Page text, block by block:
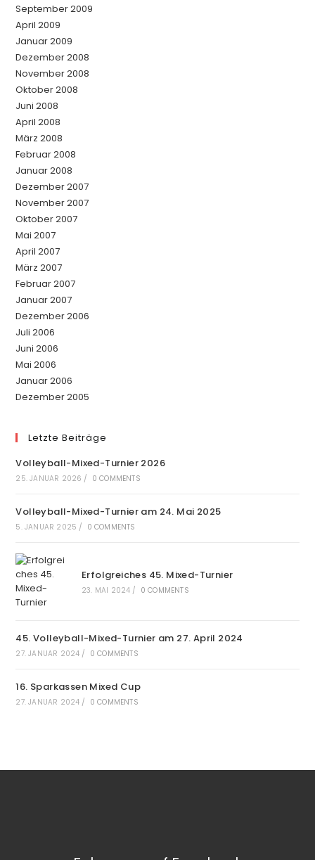
September 2009
April 2009
Januar 2009
Dezember 2008
November 2008
Oktober 2008
Juni 2008
April 2008
März 2008
Februar 2008
Januar 2008
Dezember 2007
November 2007
Oktober 2007
Mai 2007
April 2007
März 2007
Februar 2007
Januar 2007
Dezember 2006
Juli 2006
Juni 2006
Mai 2006
Januar 2006
Dezember 2005
Letzte Beiträge
Volleyball-Mixed-Turnier 2026
25. JANUAR 2026 / 0 COMMENTS
Volleyball-Mixed-Turnier am 24. Mai 2025
5. JANUAR 2025 / 0 COMMENTS
Erfolgreiches 45. Mixed-Turnier
23. MAI 2024 / 0 COMMENTS
45. Volleyball-Mixed-Turnier am 27. April 2024
27. JANUAR 2024 / 0 COMMENTS
16. Sparkassen Mixed Cup
27. JANUAR 2024 / 0 COMMENTS